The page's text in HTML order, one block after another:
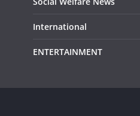
International
ENTERTAINMENT